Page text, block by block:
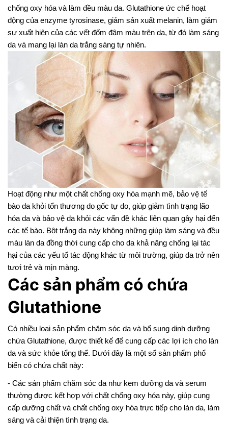
chống oxy hóa và làm đều màu da. Glutathione ức chế hoạt
động của enzyme tyrosinase, giảm sản xuất melanin, làm giảm
sự xuất hiện của các vết đốm đậm màu trên da, từ đó làm sáng
da và mang lại làn da trắng sáng tự nhiên.
Hoạt động như một chất chống oxy hóa mạnh mẽ, bảo vệ tế
bào da khỏi tổn thương do gốc tự do, giúp giảm tình trạng lão
hóa da và bảo vệ da khỏi các vấn đề khác liên quan gây hại đến
các tế bào. Bột trắng da này không những giúp làm sáng và đều
màu làn da đồng thời cung cấp cho da khả năng chống lại tác
hại của các yếu tố tác động khác từ môi trường, giúp da trở nên
tươi trẻ và mịn màng.
Các sản phẩm có chứa
Glutathione
Có nhiều loại sản phẩm chăm sóc da và bổ sung dinh dưỡng
chứa Glutathione, được thiết kế để cung cấp các lợi ích cho làn
da và sức khỏe tổng thể. Dưới đây là một số sản phẩm phổ
biến có chứa chất này:
- Các sản phẩm chăm sóc da như kem dưỡng da và serum
thường được kết hợp với chất chống oxy hóa này, giúp cung
cấp dưỡng chất và chất chống oxy hóa trực tiếp cho làn da, làm
sáng và cải thiện tình trạng da.